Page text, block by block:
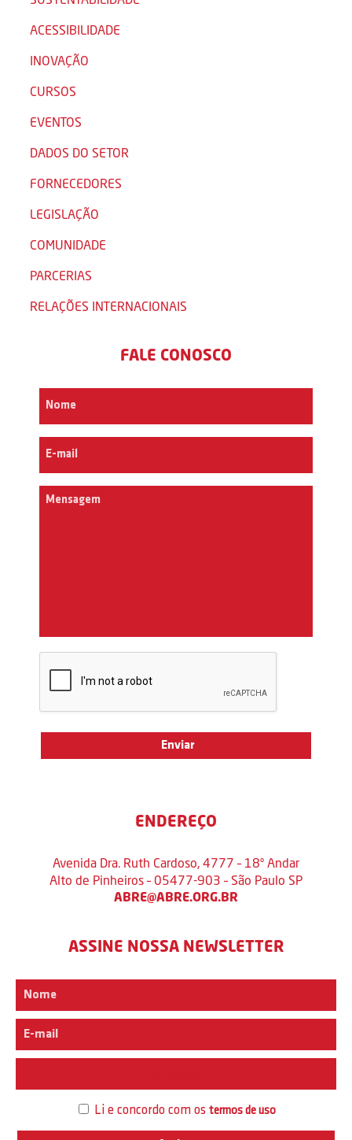
ACESSIBILIDADE
INOVAÇÃO
CURSOS
EVENTOS
DADOS DO SETOR
FORNECEDORES
LEGISLAÇÃO
COMUNIDADE
PARCERIAS
RELAÇÕES INTERNACIONAIS
FALE CONOSCO
ENDEREÇO
Avenida Dra. Ruth Cardoso, 4777 – 18º Andar
Alto de Pinheiros – 05477-903 – São Paulo SP
ABRE@ABRE.ORG.BR
ASSINE NOSSA NEWSLETTER
Li e concordo com os termos de uso